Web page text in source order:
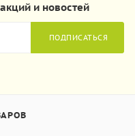
и новостей
ПОДПИСАТЬСЯ